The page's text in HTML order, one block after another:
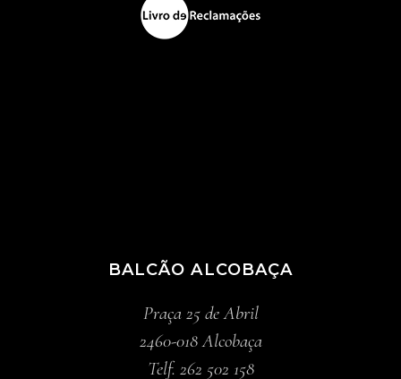
BALCÃO ALCOBAÇA
Praça 25 de Abril
2460-018 Alcobaça
Telf. 262 502 158